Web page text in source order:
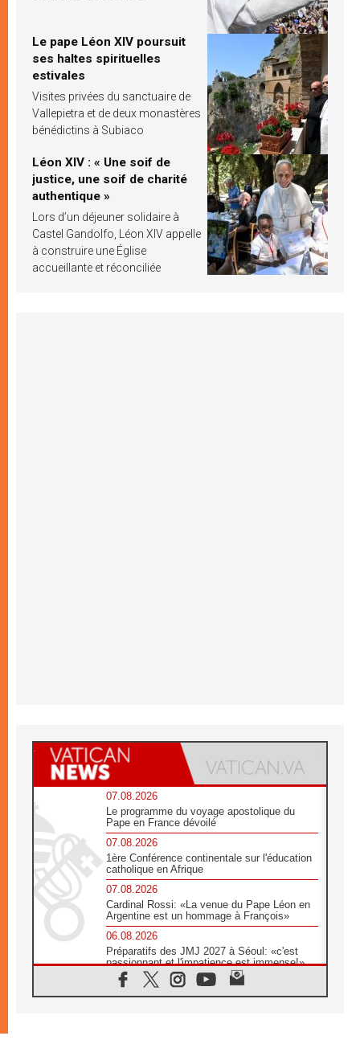
Le pape Léon XIV poursuit
ses haltes spirituelles
estivales
Visites privées du sanctuaire de
Vallepietra et de deux monastères
bénédictins à Subiaco
Léon XIV : « Une soif de
justice, une soif de charité
authentique »
Lors d’un déjeuner solidaire à
Castel Gandolfo, Léon XIV appelle
à construire une Église
accueillante et réconciliée
07.08.2026
Le programme du voyage apostolique du
Pape en France dévoilé
07.08.2026
1ère Conférence continentale sur l'éducation
catholique en Afrique
07.08.2026
Cardinal Rossi: «La venue du Pape Léon en
Argentine est un hommage à François»
06.08.2026
Préparatifs des JMJ 2027 à Séoul: «c'est
passionnant et l'impatience est immense!»
06.08.2026
Chrétiens et confucéens: respect et sagesse